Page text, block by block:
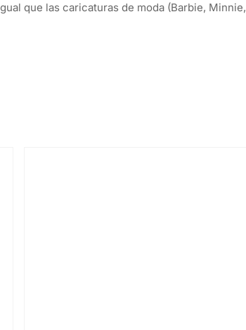
que las caricaturas de moda (Barbie, Minnie,